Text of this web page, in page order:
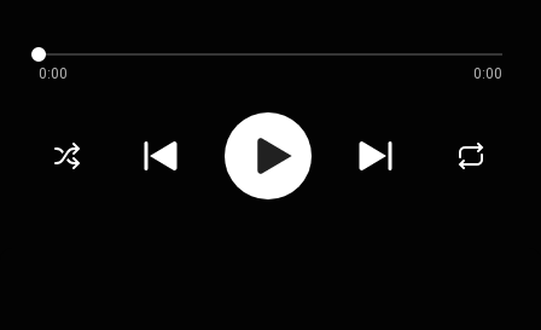
0:00 0:00